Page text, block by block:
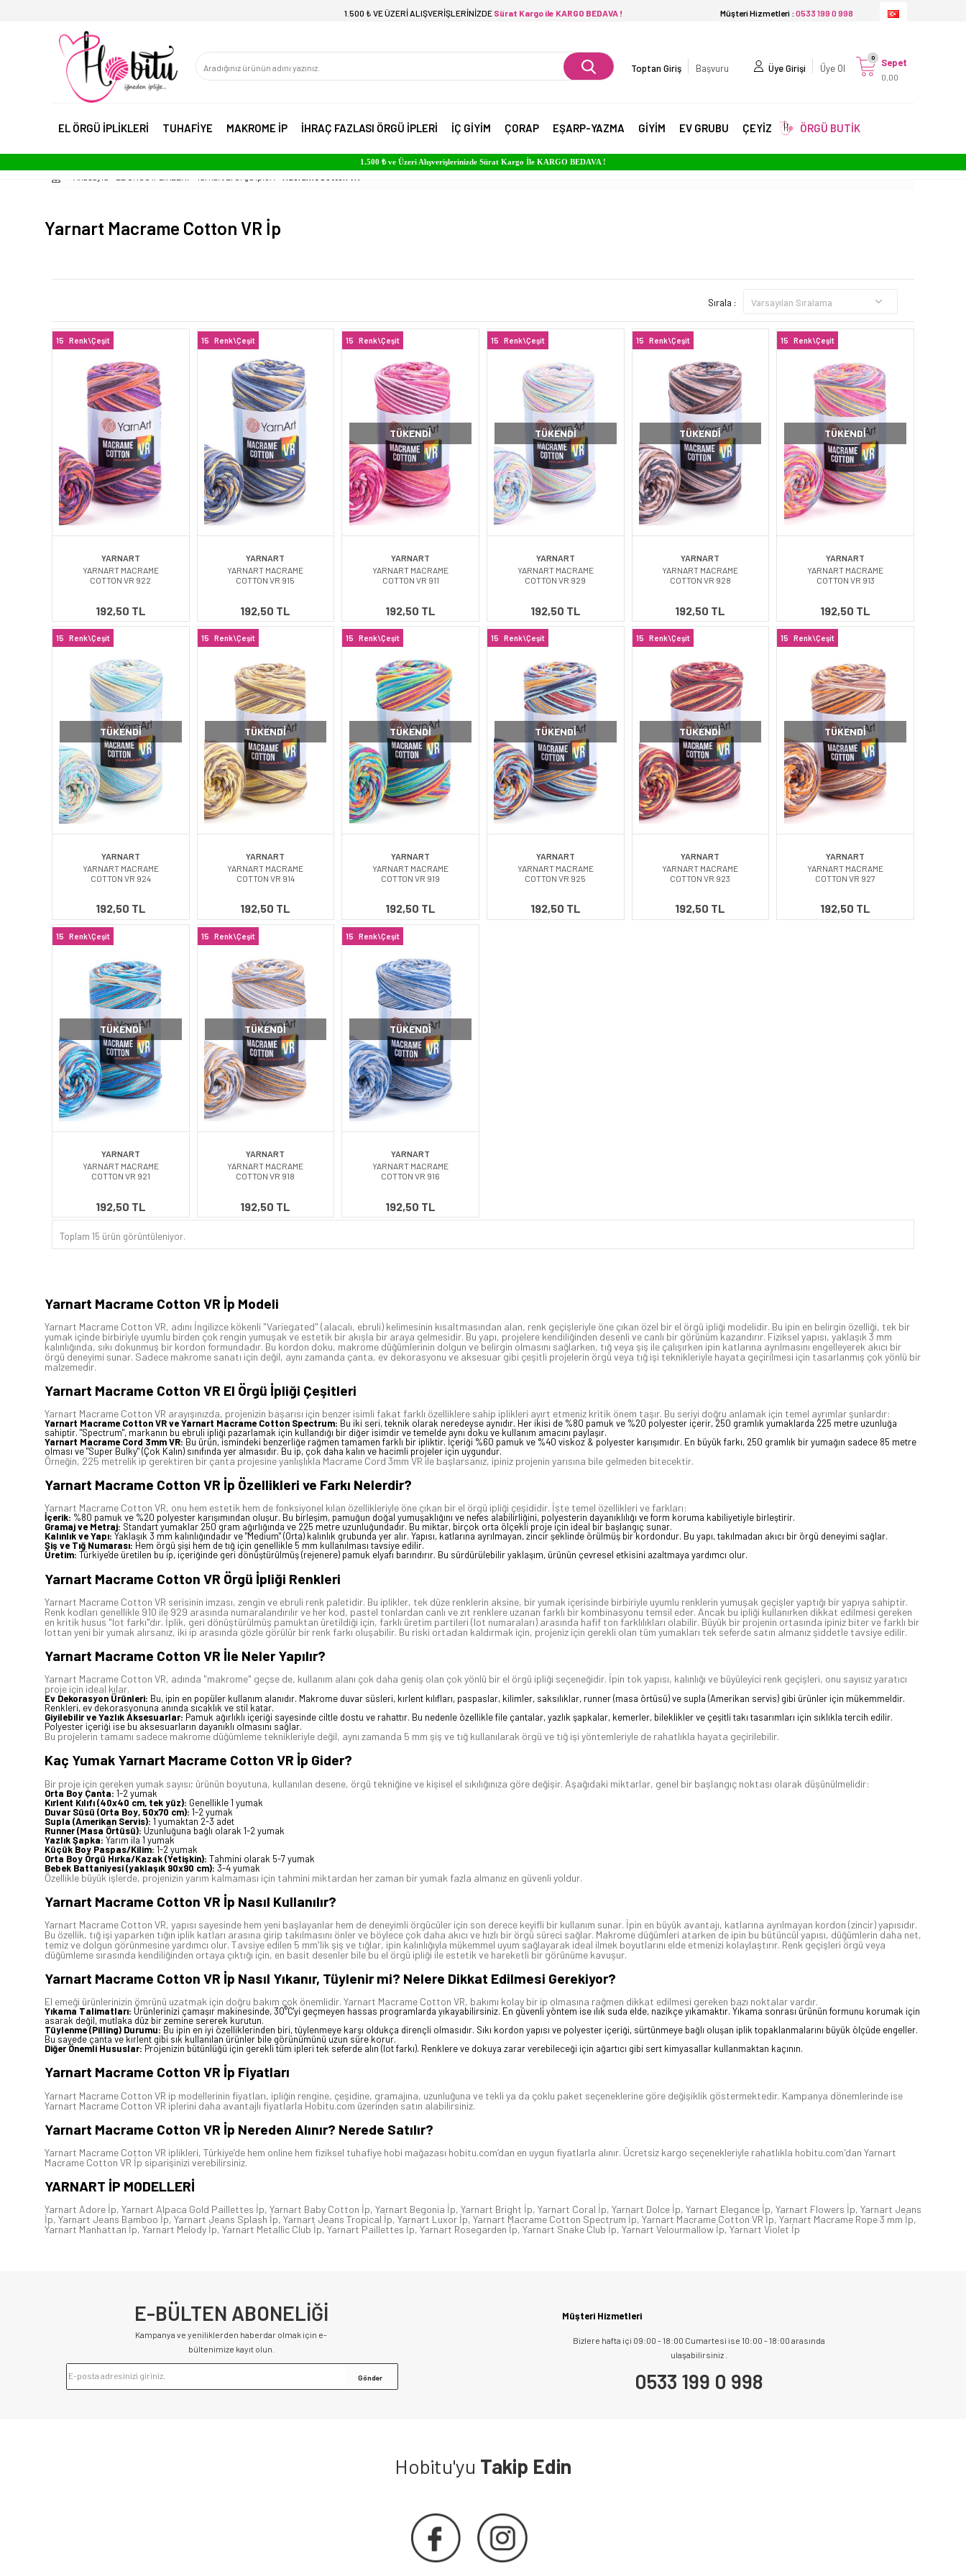
1.500 ₺ VE ÜZERİ ALIŞVERİŞLERİNİZDE Sürat Kargo ile KARGO BEDAVA ! Müşteri Hizmetleri : 0533 199 0 998
Başvuru
Toptan Giriş Üye Girişi Üye Ol Sepet
0,00
0
EL ÖRGÜ İPLİKLERİ TUHAFİYE MAKROME İP İHRAÇ FAZLASI ÖRGÜ İPLERİ İÇ GİYİM ÇORAP EŞARP-YAZMA GİYİM EV GRUBU ÇEYİZ ÖRGÜ BUTİK
1.500 ₺ ve Üzeri Alışverişlerinizde Sürat Kargo İle KARGO BEDAVA !
Yarnart Macrame Cotton VR İp
Sırala :
15 Renk\Çeşit
YARNART
YARNART MACRAME
COTTON VR 922
192,50 TL
15 Renk\Çeşit
YARNART
YARNART MACRAME
COTTON VR 915
192,50 TL
15 Renk\Çeşit
TÜKENDI
YARNART
YARNART MACRAME
COTTON VR 911
192,50 TL
15 Renk\Çeşit
TÜKENDI
YARNART
YARNART MACRAME
COTTON VR 929
192,50 TL
15 Renk\Çeşit
TÜKENDI
YARNART
YARNART MACRAME
COTTON VR 928
192,50 TL
15 Renk\Çeşit
TÜKENDI
YARNART
YARNART MACRAME
COTTON VR 913
192,50 TL
15 Renk\Çeşit
TÜKENDI
YARNART
YARNART MACRAME
COTTON VR 924
192,50 TL
15 Renk\Çeşit
TÜKENDI
YARNART
YARNART MACRAME
COTTON VR 914
192,50 TL
15 Renk\Çeşit
TÜKENDI
YARNART
YARNART MACRAME
COTTON VR 919
192,50 TL
15 Renk\Çeşit
TÜKENDI
YARNART
YARNART MACRAME
COTTON VR 925
192,50 TL
15 Renk\Çeşit
TÜKENDI
YARNART
YARNART MACRAME
COTTON VR 923
192,50 TL
15 Renk\Çeşit
TÜKENDI
YARNART
YARNART MACRAME
COTTON VR 927
192,50 TL
15 Renk\Çeşit
TÜKENDI
YARNART
YARNART MACRAME
COTTON VR 921
192,50 TL
15 Renk\Çeşit
TÜKENDI
YARNART
YARNART MACRAME
COTTON VR 918
192,50 TL
15 Renk\Çeşit
TÜKENDI
YARNART
YARNART MACRAME
COTTON VR 916
192,50 TL
Toplam 15 ürün görüntüleniyor.
Yarnart Macrame Cotton VR İp Modeli
Yarnart Macrame Cotton VR, adını İngilizce kökenli "Variegated" (alacalı, ebruli) kelimesinin kısaltmasından alan, renk geçişleriyle öne çıkan özel bir el örgü ipliği modelidir. Bu ipin en belirgin özelliği, tek bir
yumak içinde birbiriyle uyumlu birden çok rengin yumuşak ve estetik bir akışla bir araya gelmesidir. Bu yapı, projelere kendiliğinden desenli ve canlı bir görünüm kazandırır. Fiziksel yapısı, yaklaşık 3 mm
kalınlığında, sıkı dokunmuş bir kordon formundadır. Bu kordon doku, makrome düğümlerinin dolgun ve belirgin olmasını sağlarken, tığ veya şiş ile çalışırken ipin katlarına ayrılmasını engelleyerek akıcı bir
örgü deneyimi sunar. Sadece makrome sanatı için değil, aynı zamanda çanta, ev dekorasyonu ve aksesuar gibi çeşitli projelerin örgü veya tığ işi teknikleriyle hayata geçirilmesi için tasarlanmış çok yönlü bir
malzemedir.
Yarnart Macrame Cotton VR El Örgü İpliği Çeşitleri
Yarnart Macrame Cotton VR arayışınızda, projenizin başarısı için benzer isimli fakat farklı özelliklere sahip iplikleri ayırt etmeniz kritik önem taşır. Bu seriyi doğru anlamak için temel ayrımlar şunlardır:
Yarnart Macrame Cotton VR ve Yarnart Macrame Cotton Spectrum: Bu iki seri, teknik olarak neredeyse aynıdır. Her ikisi de %80 pamuk ve %20 polyester içerir, 250 gramlık yumaklarda 225 metre uzunluğa
sahiptir. "Spectrum", markanın bu ebruli ipliği pazarlamak için kullandığı bir diğer isimdir ve temelde aynı doku ve kullanım amacını paylaşır.
Yarnart Macrame Cord 3mm VR: Bu ürün, ismindeki benzerliğe rağmen tamamen farklı bir ipliktir. İçeriği %60 pamuk ve %40 viskoz & polyester karışımıdır. En büyük farkı, 250 gramlık bir yumağın sadece 85 metre
olması ve "Super Bulky" (Çok Kalın) sınıfında yer almasıdır. Bu ip, çok daha kalın ve hacimli projeler için uygundur.
Örneğin, 225 metrelik ip gerektiren bir çanta projesine yanlışlıkla Macrame Cord 3mm VR ile başlarsanız, ipiniz projenin yarısına bile gelmeden bitecektir.
Yarnart Macrame Cotton VR İp Özellikleri ve Farkı Nelerdir?
Yarnart Macrame Cotton VR, onu hem estetik hem de fonksiyonel kılan özellikleriyle öne çıkan bir el örgü ipliği çeşididir. İşte temel özellikleri ve farkları:
İçerik: %80 pamuk ve %20 polyester karışımından oluşur. Bu birleşim, pamuğun doğal yumuşaklığını ve nefes alabilirliğini, polyesterin dayanıklılığı ve form koruma kabiliyetiyle birleştirir.
Gramaj ve Metraj: Standart yumaklar 250 gram ağırlığında ve 225 metre uzunluğundadır. Bu miktar, birçok orta ölçekli proje için ideal bir başlangıç sunar.
Kalınlık ve Yapı: Yaklaşık 3 mm kalınlığındadır ve "Medium" (Orta) kalınlık grubunda yer alır. Yapısı, katlarına ayrılmayan, zincir şeklinde örülmüş bir kordondur. Bu yapı, takılmadan akıcı bir örgü deneyimi sağlar.
Şiş ve Tığ Numarası: Hem örgü şişi hem de tığ için genellikle 5 mm kullanılması tavsiye edilir.
Üretim: Türkiye'de üretilen bu ip, içeriğinde geri dönüştürülmüş (rejenere) pamuk elyafı barındırır. Bu sürdürülebilir yaklaşım, ürünün çevresel etkisini azaltmaya yardımcı olur.
Yarnart Macrame Cotton VR Örgü İpliği Renkleri
Yarnart Macrame Cotton VR serisinin imzası, zengin ve ebruli renk paletidir. Bu iplikler, tek düze renklerin aksine, bir yumak içerisinde birbiriyle uyumlu renklerin yumuşak geçişler yaptığı bir yapıya sahiptir.
Renk kodları genellikle 910 ile 929 arasında numaralandırılır ve her kod, pastel tonlardan canlı ve zıt renklere uzanan farklı bir kombinasyonu temsil eder. Ancak bu ipliği kullanırken dikkat edilmesi gereken
en kritik husus "lot farkı"dır. İplik, geri dönüştürülmüş pamuktan üretildiği için, farklı üretim partileri (lot numaraları) arasında hafif ton farklılıkları olabilir. Büyük bir projenin ortasında ipiniz biter ve farklı bir
lottan yeni bir yumak alırsanız, iki ip arasında gözle görülür bir renk farkı oluşabilir. Bu riski ortadan kaldırmak için, projeniz için gerekli olan tüm yumakları tek seferde satın almanız şiddetle tavsiye edilir.
Yarnart Macrame Cotton VR İle Neler Yapılır?
Yarnart Macrame Cotton VR, adında "makrome" geçse de, kullanım alanı çok daha geniş olan çok yönlü bir el örgü ipliği seçeneğidir. İpin tok yapısı, kalınlığı ve büyüleyici renk geçişleri, onu sayısız yaratıcı
proje için ideal kılar.
Ev Dekorasyon Ürünleri: Bu, ipin en popüler kullanım alanıdır. Makrome duvar süsleri, kırlent kılıfları, paspaslar, kilimler, saksılıklar, runner (masa örtüsü) ve supla (Amerikan servis) gibi ürünler için mükemmeldir.
Renkleri, ev dekorasyonuna anında sıcaklık ve stil katar.
Giyilebilir ve Yazlık Aksesuarlar: Pamuk ağırlıklı içeriği sayesinde ciltle dostu ve rahattır. Bu nedenle özellikle file çantalar, yazlık şapkalar, kemerler, bileklikler ve çeşitli takı tasarımları için sıklıkla tercih edilir.
Polyester içeriği ise bu aksesuarların dayanıklı olmasını sağlar.
Bu projelerin tamamı sadece makrome düğümleme teknikleriyle değil, aynı zamanda 5 mm şiş ve tığ kullanılarak örgü ve tığ işi yöntemleriyle de rahatlıkla hayata geçirilebilir.
Kaç Yumak Yarnart Macrame Cotton VR İp Gider?
Bir proje için gereken yumak sayısı; ürünün boyutuna, kullanılan desene, örgü tekniğine ve kişisel el sıkılığınıza göre değişir. Aşağıdaki miktarlar, genel bir başlangıç noktası olarak düşünülmelidir:
Orta Boy Çanta: 1-2 yumak
Kırlent Kılıfı (40x40 cm, tek yüz): Genellikle 1 yumak
Duvar Süsü (Orta Boy, 50x70 cm): 1-2 yumak
Supla (Amerikan Servis): 1 yumaktan 2-3 adet
Runner (Masa Örtüsü): Uzunluğuna bağlı olarak 1-2 yumak
Yazlık Şapka: Yarım ila 1 yumak
Küçük Boy Paspas/Kilim: 1-2 yumak
Orta Boy Örgü Hırka/Kazak (Yetişkin): Tahmini olarak 5-7 yumak
Bebek Battaniyesi (yaklaşık 90x90 cm): 3-4 yumak
Özellikle büyük işlerde, projenizin yarım kalmaması için tahmini miktardan her zaman bir yumak fazla almanız en güvenli yoldur.
Yarnart Macrame Cotton VR İp Nasıl Kullanılır?
Yarnart Macrame Cotton VR, yapısı sayesinde hem yeni başlayanlar hem de deneyimli örgücüler için son derece keyifli bir kullanım sunar. İpin en büyük avantajı, katlarına ayrılmayan kordon (zincir) yapısıdır.
Bu özellik, tığ işi yaparken tığın iplik katları arasına girip takılmasını önler ve böylece çok daha akıcı ve hızlı bir örgü süreci sağlar. Makrome düğümleri atarken de ipin bu bütüncül yapısı, düğümlerin daha net,
temiz ve dolgun görünmesine yardımcı olur. Tavsiye edilen 5 mm'lik şiş ve tığlar, ipin kalınlığıyla mükemmel uyum sağlayarak ideal ilmek boyutlarını elde etmenizi kolaylaştırır. Renk geçişleri örgü veya
düğümleme sırasında kendiliğinden ortaya çıktığı için, en basit desenler bile bu el örgü ipliği ile estetik ve hareketli bir görünüme kavuşur.
Yarnart Macrame Cotton VR İp Nasıl Yıkanır, Tüylenir mi? Nelere Dikkat Edilmesi Gerekiyor?
El emeği ürünlerinizin ömrünü uzatmak için doğru bakım çok önemlidir. Yarnart Macrame Cotton VR, bakımı kolay bir ip olmasına rağmen dikkat edilmesi gereken bazı noktalar vardır.
Yıkama Talimatları: Ürünlerinizi çamaşır makinesinde, 30°C'yi geçmeyen hassas programlarda yıkayabilirsiniz. En güvenli yöntem ise ılık suda elde, nazikçe yıkamaktır. Yıkama sonrası ürünün formunu korumak için
asarak değil, mutlaka düz bir zemine sererek kurutun.
Tüylenme (Pilling) Durumu: Bu ipin en iyi özelliklerinden biri, tüylenmeye karşı oldukça dirençli olmasıdır. Sıkı kordon yapısı ve polyester içeriği, sürtünmeye bağlı oluşan iplik topaklanmalarını büyük ölçüde engeller.
Bu sayede çanta ve kırlent gibi sık kullanılan ürünler bile görünümünü uzun süre korur.
Diğer Önemli Hususlar: Projenizin bütünlüğü için gerekli tüm ipleri tek seferde alın (lot farkı). Renklere ve dokuya zarar verebileceği için ağartıcı gibi sert kimyasallar kullanmaktan kaçının.
Yarnart Macrame Cotton VR İp Fiyatları
Yarnart Macrame Cotton VR ip modellerinin fiyatları, ipliğin rengine, çeşidine, gramajına, uzunluğuna ve tekli ya da çoklu paket seçeneklerine göre değişiklik göstermektedir. Kampanya dönemlerinde ise
Yarnart Macrame Cotton VR iplerini daha avantajlı fiyatlarla Hobitu.com üzerinden satın alabilirsiniz.
Yarnart Macrame Cotton VR İp Nereden Alınır? Nerede Satılır?
Yarnart Macrame Cotton VR iplikleri, Türkiye’de hem online hem fiziksel tuhafiye hobi mağazası hobitu.com’dan en uygun fiyatlarla alınır. Ücretsiz kargo seçenekleriyle rahatlıkla hobitu.com'dan Yarnart
Macrame Cotton VR İp siparişinizi verebilirsiniz.
YARNART İP MODELLERİ
Yarnart Adore İp, Yarnart Alpaca Gold Paillettes İp, Yarnart Baby Cotton İp, Yarnart Begonia İp, Yarnart Bright İp, Yarnart Coral İp, Yarnart Dolce İp, Yarnart Elegance İp, Yarnart Flowers İp, Yarnart Jeans
İp, Yarnart Jeans Bamboo İp, Yarnart Jeans Splash İp, Yarnart Jeans Tropical İp, Yarnart Luxor İp, Yarnart Macrame Cotton Spectrum İp, Yarnart Macrame Cotton VR İp, Yarnart Macrame Rope 3 mm İp,
Yarnart Manhattan İp, Yarnart Melody İp, Yarnart Metallic Club İp, Yarnart Paillettes İp, Yarnart Rosegarden İp, Yarnart Snake Club İp, Yarnart Velourmallow İp, Yarnart Violet İp
E-BÜLTEN ABONELİĞİ
Kampanya ve yeniliklerden haberdar olmak için e-
bültenimize kayıt olun.
Müşteri Hizmetleri
Bizlere hafta içi 09:00 - 18:00 Cumartesi ise 10:00 - 18:00 arasında
ulaşabilirsiniz .
0533 199 0 998
Hobitu'yu Takip Edin